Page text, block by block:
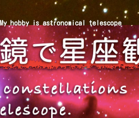
My hobby is astronomical telescope